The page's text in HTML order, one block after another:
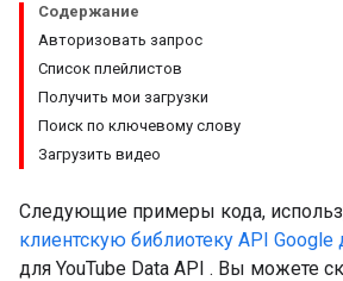
Содержание
Авторизовать запрос
Список плейлистов
Получить мои загрузки
Поиск по ключевому слову
Загрузить видео
Следующие примеры кода,
клиентскую библиотеку API Google
для YouTube Data API . Вы можете